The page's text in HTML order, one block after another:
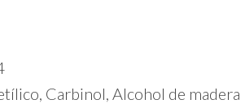
Carbinol, Alcohol de madera